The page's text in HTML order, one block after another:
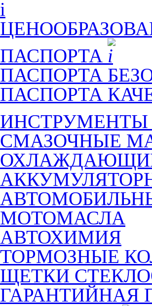
ПАСПОРТА
ПАСПОРТА
ПАСПОРТА
СМАЗОЧНЫЕ
МОТОМАСЛА
АВТОХИМИЯ
ТОРМОЗНЫЕ
ЩЕТКИ
ГАРАНТИЙНАЯ